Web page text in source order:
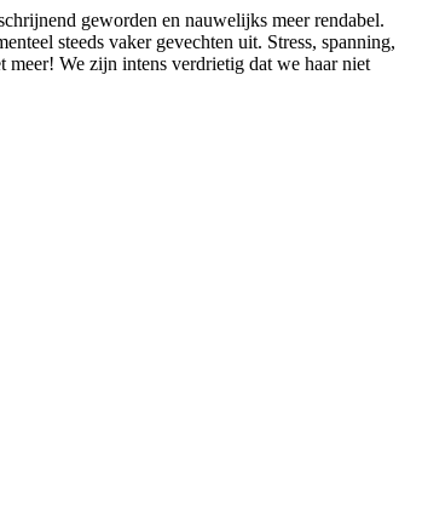
geworden en nauwelijks meer rendabel.
steeds vaker gevechten uit. Stress, spanning,
meer! We zijn intens verdrietig dat we haar niet